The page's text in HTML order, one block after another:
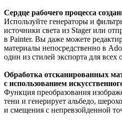
Сердце рабочего процесса
Используйте генераторы и
источники света из Stager или
в Painter. Вы даже можете
материалы непосредственно в
один из стилей экспорта для
Обработка отсканированных
с использованием
Функция преобразования
тени и генерирует альбедо,
и смещения с непревзойденной